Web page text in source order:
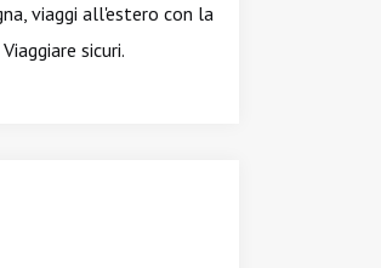
viaggi all'estero con la
sicuri.